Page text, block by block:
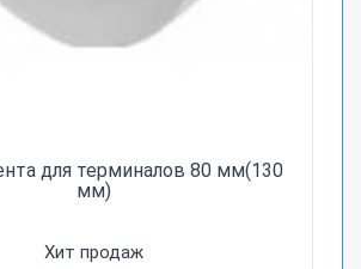
для терминалов 80 мм(130
мм)
Хит продаж